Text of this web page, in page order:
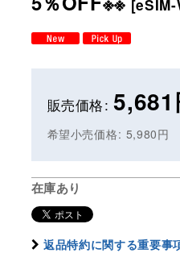
[
販売価格: 5,681
希望小売価格: 5,980円
在庫あり
返品特約に関する重要事